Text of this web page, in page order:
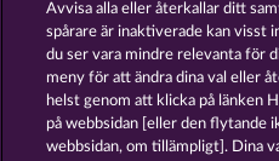
DUCK SHOOTER
Användarvillkor
Avvisa alla eller återkallar ditt
spårare är inaktiverade kan visst
du ser vara mindre relevanta för
meny för att ändra dina val eller
helst genom att klicka på länken
på webbsidan [eller den flytande
webbsidan, om tillämpligt]. Dina